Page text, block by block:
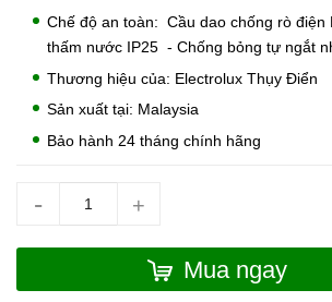
Chế độ an toàn: Cầu dao chống rò điện
thấm nước IP25 - Chống bỏng tự ngắt
Thương hiệu của: Electrolux Thụy Điển
Sản xuất tại: Malaysia
Bảo hành 24 tháng chính hãng
- +
Mua ngay